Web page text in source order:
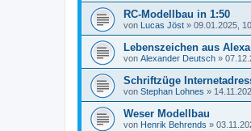
RC-Modellbau in 1:50
von Lucas Jöst » 09.01.2025,
Lebenszeichen aus
von Alexander Deutsch »
Schriftzüge
von Stephan Lohnes »
Weser Modellbau
von Henrik Behrends »